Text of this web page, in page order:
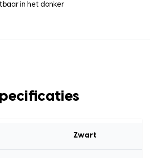
in het donker
Zwart